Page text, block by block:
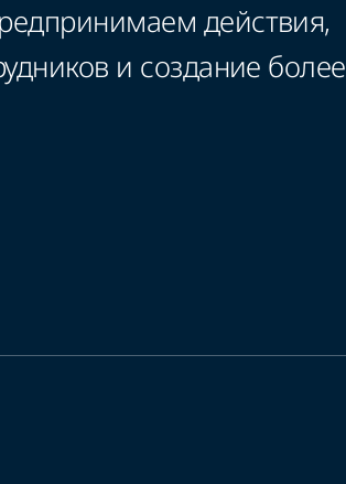
действия,
и создание более